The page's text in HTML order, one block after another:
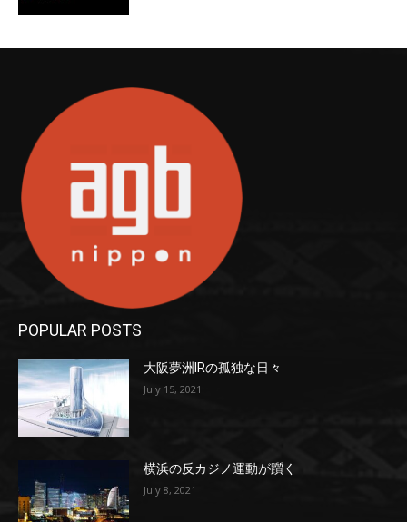
POPULAR POSTS
大阪夢洲IRの孤独な日々
July 15, 2021
横浜の反カジノ運動が躓く
July 8, 2021